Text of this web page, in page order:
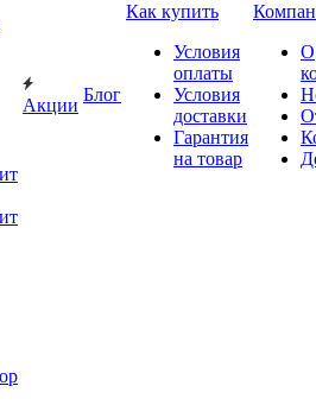
Акции
Блог
Как купить
Условия
оплаты
Условия
доставки
Гарантия
на товар
О